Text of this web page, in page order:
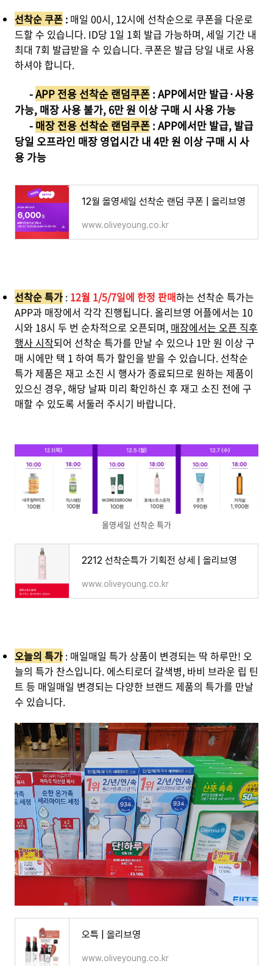
선착순 쿠폰 : 매일 00시, 12시에 선착순으로 쿠폰을 다운로
드할 수 있습니다. ID당 1일 1회 발급 가능하며, 세일 기간 내
최대 7회 발급받을 수 있습니다. 쿠폰은 발급 당일 내로 사용
하셔야 합니다.
-APP 전용 선착순 랜덤쿠폰 : APP에서만 발급·사용
가능, 매장 사용 불가, 6만 원 이상 구매 시 사용 가능
- 매장 전용 선착순 랜덤쿠폰 : APP에서만 발급, 발급
당일 오프라인 매장 영업시간 내 4만 원 이상 구매 시 사
용 가능
12월 올영세일 선착순 랜덤 쿠폰 | 올리브영
www.oliveyoung.co.kr
선착순 특가 : 12월 1/5/7일에 한정 판매하는 선착순 특가는
APP과 매장에서 각각 진행됩니다. 올리브영 어플에서는 10
시와 18시 두 번 순차적으로 오픈되며, 매장에서는 오픈 직후
행사 시작되어 선착순 특가를 만날 수 있으나 1만 원 이상 구
매 시에만 택 1 하여 특가 할인을 받을 수 있습니다. 선착순
특가 제품은 재고 소진 시 행사가 종료되므로 원하는 제품이
있으신 경우, 해당 날짜 미리 확인하신 후 재고 소진 전에 구
매할 수 있도록 서둘러 주시기 바랍니다.
올영세일 선착순 특가
2212 선착순특가 기획전 상세 | 올리브영
www.oliveyoung.co.kr
오늘의 특가 : 매일매일 특가 상품이 변경되는 딱 하루만! 오
늘의 특가 찬스입니다. 에스티로더 갈색병, 바비 브라운 립 틴
트 등 매일매일 변경되는 다양한 브랜드 제품의 특가를 만날
수 있습니다.
오특 | 올리브영
www.oliveyoung.co.kr